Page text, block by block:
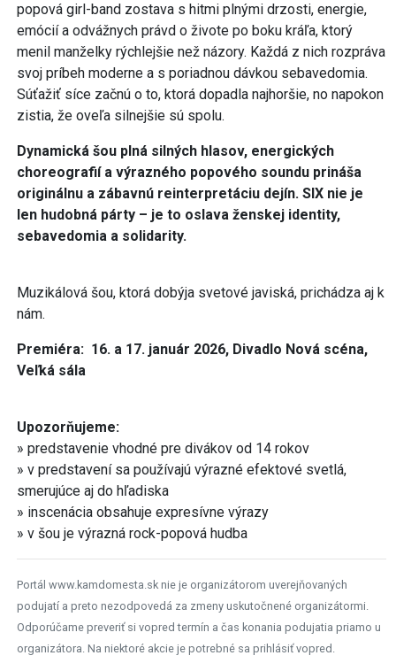
popová girl-band zostava s hitmi plnými drzosti, energie,
emócií a odvážnych právd o živote po boku kráľa, ktorý
menil manželky rýchlejšie než názory. Každá z nich rozpráva
svoj príbeh moderne a s poriadnou dávkou sebavedomia.
Súťažiť síce začnú o to, ktorá dopadla najhoršie, no napokon
zistia, že oveľa silnejšie sú spolu.
Dynamická šou plná silných hlasov, energických
choreografií a výrazného popového soundu prináša
originálnu a zábavnú reinterpretáciu dejín. SIX nie je
len hudobná párty – je to oslava ženskej identity,
sebavedomia a solidarity.
Muzikálová šou, ktorá dobýja svetové javiská, prichádza aj k
nám.
Premiéra: 16. a 17. január 2026, Divadlo Nová scéna,
Veľká sála
Upozorňujeme:
» predstavenie vhodné pre divákov od 14 rokov
» v predstavení sa používajú výrazné efektové svetlá,
smerujúce aj do hľadiska
» inscenácia obsahuje expresívne výrazy
» v šou je výrazná rock-popová hudba
Portál www.kamdomesta.sk nie je organizátorom uverejňovaných
podujatí a preto nezodpovedá za zmeny uskutočnené organizátormi.
Odporúčame preveriť si vopred termín a čas konania podujatia priamo u
organizátora. Na niektoré akcie je potrebné sa prihlásiť vopred.